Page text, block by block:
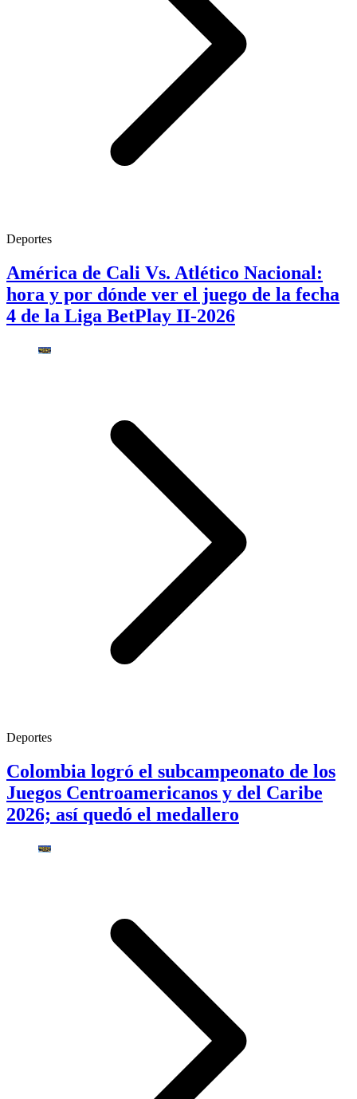
Deportes
América de Cali Vs. Atlético Nacional:
hora y por dónde ver el juego de la fecha
4 de la Liga BetPlay II-2026
Deportes
Colombia logró el subcampeonato de los
Juegos Centroamericanos y del Caribe
2026; así quedó el medallero